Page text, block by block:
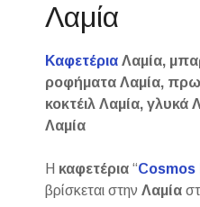
Λαμία
Καφετέρια Λαμία,
ροφήματα Λαμία,
κοκτέιλ Λαμία, γλυκά
Λαμία
Η καφετέρια “
βρίσκεται στηνΛαμία